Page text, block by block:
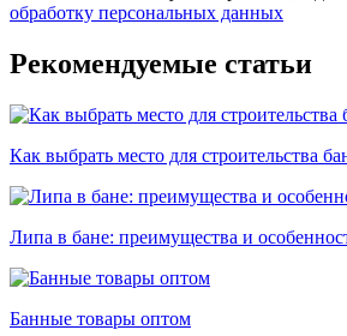
обработку персональных данных
Рекомендуемые статьи
Как выбрать место для строительства
Липа в бане: преимущества и
Банные товары оптом